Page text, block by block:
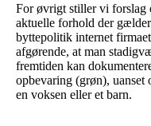
For øvrigt stiller vi forslag
aktuelle forhold der
byttepolitik internet
afgørende, at man
fremtiden kan
opbevaring (grøn), uanset
en voksen eller et barn.